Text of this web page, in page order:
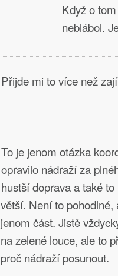
Když o
neblábol.
Přijde mi to více než
To je jenom otázka
opravilo nádraží za
hustší doprava a také
větší. Není to pohodlné,
jenom část. Jistě
na zelené louce, ale to
proč nádraží posunout.